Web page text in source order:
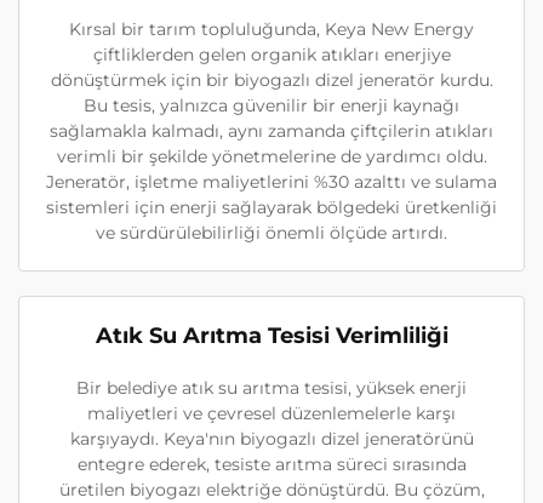
Kırsal bir tarım topluluğunda, Keya New Energy
çiftliklerden gelen organik atıkları enerjiye
dönüştürmek için bir biyogazlı dizel jeneratör kurdu.
Bu tesis, yalnızca güvenilir bir enerji kaynağı
sağlamakla kalmadı, aynı zamanda çiftçilerin atıkları
verimli bir şekilde yönetmelerine de yardımcı oldu.
Jeneratör, işletme maliyetlerini %30 azalttı ve sulama
sistemleri için enerji sağlayarak bölgedeki üretkenliği
ve sürdürülebilirliği önemli ölçüde artırdı.
Atık Su Arıtma Tesisi Verimliliği
Bir belediye atık su arıtma tesisi, yüksek enerji
maliyetleri ve çevresel düzenlemelerle karşı
karşıyaydı. Keya'nın biyogazlı dizel jeneratörünü
entegre ederek, tesiste arıtma süreci sırasında
üretilen biyogazı elektriğe dönüştürdü. Bu çözüm,